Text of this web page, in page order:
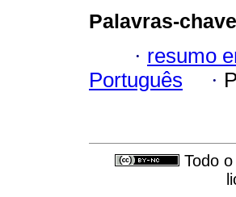
Palavras-
· resumo
Português
·
Todo